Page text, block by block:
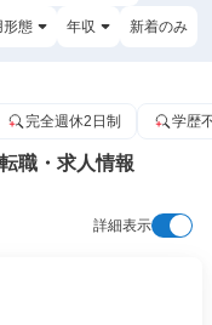
形態 年収 新着のみ
完全週休2日制 学歴
職・求人情報
詳細表示